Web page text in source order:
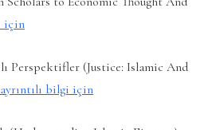
için
Perspektifler (Justice: Islamic And
ayrıntılı bilgi için